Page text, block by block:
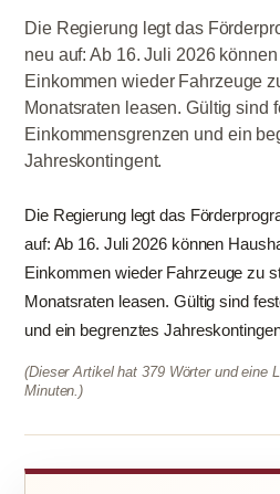
Die Regierung legt das
neu auf: Ab 16. Juli 2026
Einkommen wieder Fahrzeuge
Monatsraten leasen. Gültig sind
Einkommensgrenzen und ein
Jahreskontingent.
Die Regierung legt das
auf: Ab 16. Juli 2026 können
Einkommen wieder Fahrzeuge zu
Monatsraten leasen. Gültig sind
und ein begrenztes
(Dieser Artikel hat 379 Wörter und eine
Minuten.)